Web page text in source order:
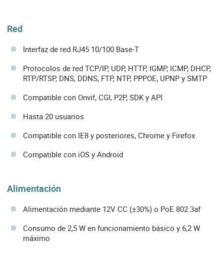
Red
Interfaz de red RJ45 10/100 Base-T
Protocolos de red TCP/IP, UDP, HTTP, IGMP, ICMP, DHCP,
RTP/RTSP, DNS, DDNS, FTP, NTP, PPPOE, UPNP y SMTP
Compatible con Onvif, CGI, P2P, SDK y API
Hasta 20 usuarios
Compatible con IE8 y posteriores, Chrome y Firefox
Compatible con iOS y Android
Alimentación
Alimentación mediante 12V CC (±30%) o PoE 802.3af
Consumo de 2,5 W en funcionamiento básico y 6,2 W
máximo